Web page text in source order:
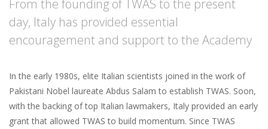
From the founding of TWAS to the present
day, Italy has provided essential
encouragement and support to the Academy
In the early 1980s, elite Italian scientists joined in the work of
Pakistani Nobel laureate Abdus Salam to establish TWAS. Soon,
with the backing of top Italian lawmakers, Italy provided an early
grant that allowed TWAS to build momentum. Since TWAS